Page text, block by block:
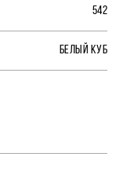
542
БЕЛЫЙ КУБ